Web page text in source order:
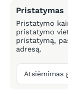
Pristatymas
Pristatymo
pristatymo
pristatymą,
adresą.